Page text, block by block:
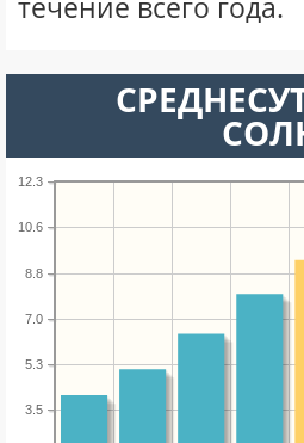
течение всего года.
3.5
5.3
7.0
8.8
10.6
12.3